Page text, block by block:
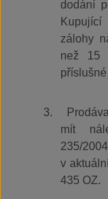
dodání
zálohy
než 15
3.
mít
235/
v
435 OZ.